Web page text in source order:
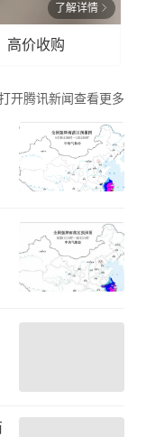
了解详情
高价收购
开腾讯新闻查看更多